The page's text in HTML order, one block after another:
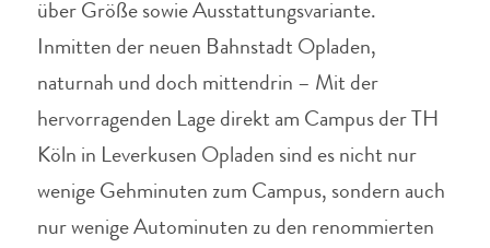
über Größe sowie Ausstattungsvariante.
Inmitten der neuen Bahnstadt Opladen,
naturnah und doch mittendrin – Mit der
hervorragenden Lage direkt am Campus der TH
Köln in Leverkusen Opladen sind es nicht nur
wenige Gehminuten zum Campus, sondern auch
nur wenige Autominuten zu den renommierten